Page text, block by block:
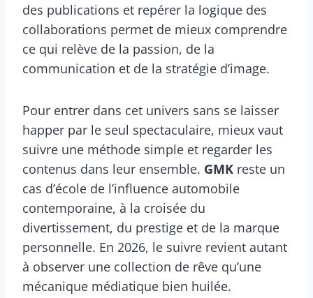
des publications et repérer la logique des
collaborations permet de mieux comprendre
ce qui relève de la passion, de la
communication et de la stratégie d’image.
Pour entrer dans cet univers sans se laisser
happer par le seul spectaculaire, mieux vaut
suivre une méthode simple et regarder les
contenus dans leur ensemble. GMK reste un
cas d’école de l’influence automobile
contemporaine, à la croisée du
divertissement, du prestige et de la marque
personnelle. En 2026, le suivre revient autant
à observer une collection de rêve qu’une
mécanique médiatique bien huilée.